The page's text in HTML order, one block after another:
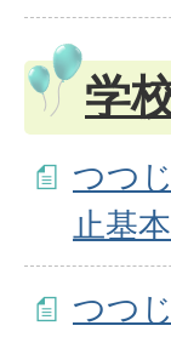
学
つつ
止基
つつ